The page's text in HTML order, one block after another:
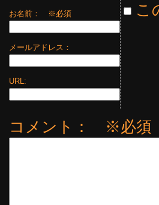
お名前： ※必須
メールアドレス：
URL:
こ
コメント： ※必須